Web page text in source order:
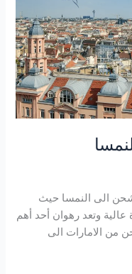
الى النمسا حيث
وتعد رهوان أحد أهم
الامارات الى